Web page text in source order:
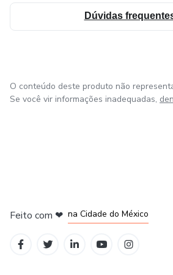
Dúvidas
O conteúdo deste produto não
Se você vir informações inadequadas,
Feito com ❤ na Cidade do México